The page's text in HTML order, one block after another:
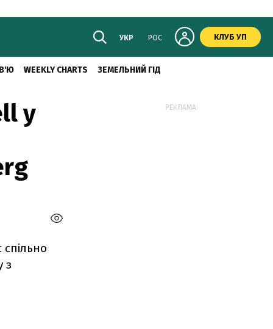
УКР РОС КЛУБ УП
WEEKLY CHARTS ЗЕМЕЛЬНИЙ ГІД
у
спільно
з
РЕКЛАМА: